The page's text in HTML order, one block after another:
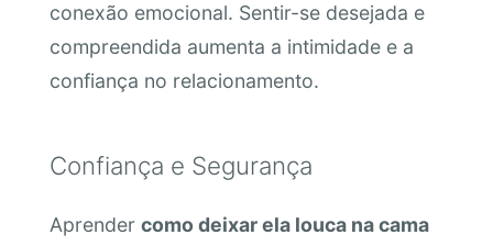
conexão emocional. Sentir-se desejada e
compreendida aumenta a intimidade e a
confiança no relacionamento.
Confiança e Segurança
Aprender como deixar ela louca na cama